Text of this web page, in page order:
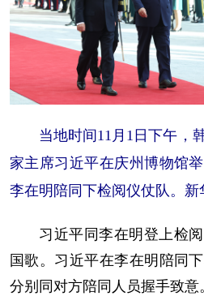
当地时间11月1日下午，
家主席习近平在庆州博物馆
李在明陪同下检阅仪仗队。
习近平同李在明登上检阅
国歌。习近平在李在明陪同
分别同对方陪同人员握手致意。